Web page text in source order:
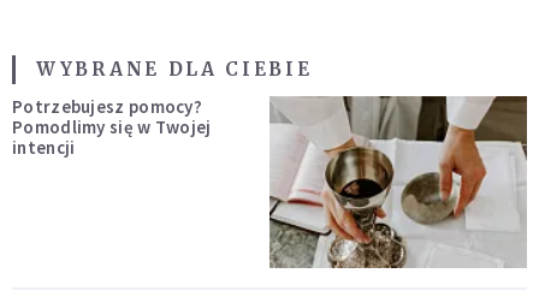
WYBRANE DLA CIEBIE
Potrzebujesz pomocy?
Pomodlimy się w Twojej
intencji